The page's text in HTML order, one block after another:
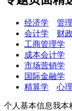
经济学 管
会计学
财
工商管理学
成本会计学
市场营销学
国际金融学
精算学
心
个人基本信息我本